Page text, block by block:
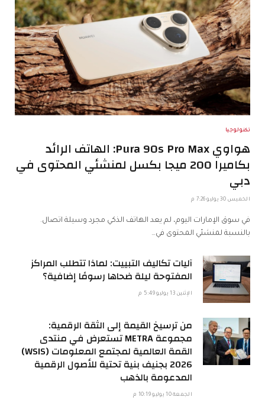
تكنولوجيا
هواوي Pura 90s Pro Max: الهاتف الرائد
بكاميرا 200 ميجا بكسل لمنشئي المحتوى في
دبي
الخميس 30 يوليو 7:26 م
في سوق الإمارات اليوم، لم يعد الهاتف الذكي مجرد وسيلة اتصال.
بالنسبة لمنشئي المحتوى في…
آليات تكاليف التبييت: لماذا تتطلب المراكز
المفتوحة ليلة ضحاها رسومًا إضافية؟
الإثنين 13 يوليو 5:49 م
من ترسيخ القيمة إلى الثقة الرقمية:
مجموعة METRA تستعرض في منتدى
القمة العالمية لمجتمع المعلومات (WSIS)
2026 بجنيف بنية تحتية للأصول الرقمية
المدعومة بالذهب
الجمعة 10 يوليو 10:19 م